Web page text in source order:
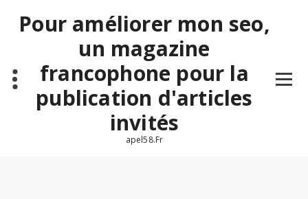
contenuPour améliorer mon seo,
un magazine
francophone pour la
publication d'articles
invités
apel58.Fr